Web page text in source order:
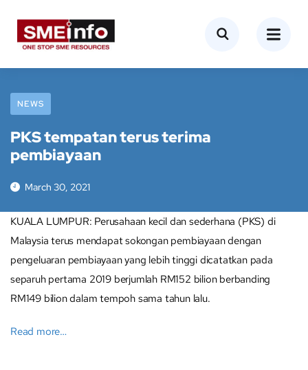
NEWS
PKS tempatan terus terima
pembiayaan
March 30, 2021
KUALA LUMPUR: Perusahaan kecil dan sederhana (PKS) di
Malaysia terus mendapat sokongan pembiayaan dengan
pengeluaran pembiayaan yang lebih tinggi dicatatkan pada
separuh pertama 2019 berjumlah RM152 bilion berbanding
RM149 bilion dalam tempoh sama tahun lalu.
Read more…